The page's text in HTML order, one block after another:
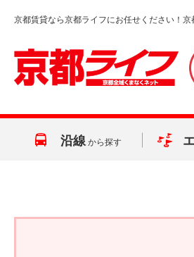
京都賃貸なら京都ライフにお任せください！
沿線 から探す